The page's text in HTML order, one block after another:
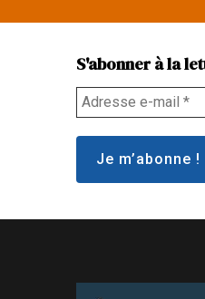
S'abonner à la